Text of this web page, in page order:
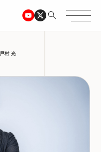
戸村 光